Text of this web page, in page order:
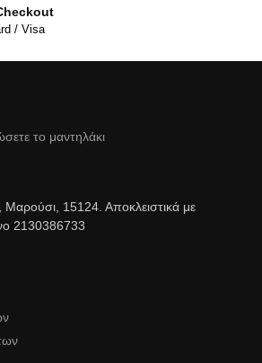
/ Visa
το μαντηλάκι
15124. Αποκλειστικά με
2130386733